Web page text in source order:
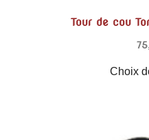
Tour de cou
Choix